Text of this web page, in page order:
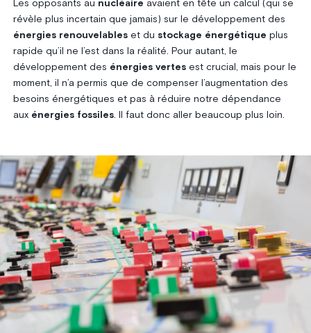
Les opposants au nucléaire avaient en tête un calcul (qui se
révèle plus incertain que jamais) sur le développement des
énergies renouvelableset du stockage énergétique plus
rapide qu’il ne l’est dans la réalité. Pour autant, le
développement des énergies vertesest crucial, mais pour le
moment, il n’a permis que de compenser l’augmentation des
besoins énergétiques et pas à réduire notre dépendance
auxénergies fossiles. Il faut donc aller beaucoup plus loin.